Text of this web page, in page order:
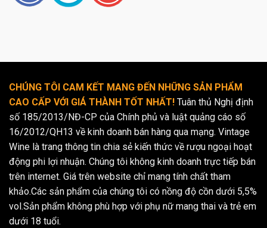
CHÚNG TÔI CAM KẾT MANG ĐẾN NHỮNG SẢN PHẨM
CAO CẤP VỚI GIÁ THÀNH TỐT NHẤT! Tuân thủ Nghị định
số 185/2013/NĐ-CP của Chính phủ và luật quảng cáo số
16/2012/QH13 về kinh doanh bán hàng qua mạng. Vintage
Wine là trang thông tin chia sẻ kiến thức về rượu ngoại hoạt
động phi lợi nhuận. Chúng tôi không kinh doanh trực tiếp bán
trên internet. Giá trên website chỉ mang tính chất tham
khảo.Các sản phẩm của chúng tôi có nồng độ cồn dưới 5,5%
vol.Sản phẩm không phù hợp với phụ nữ mang thai và trẻ em
dưới 18 tuổi.